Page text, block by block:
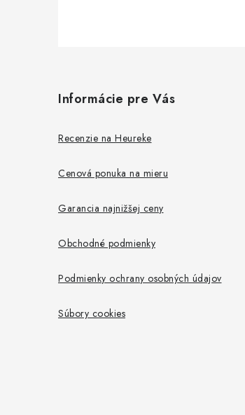
Informácie pre Vás
Recenzie na Heureke
Cenová ponuka na mieru
Garancia najnižšej ceny
Obchodné podmienky
Podmienky ochrany osobných údajov
Súbory cookies